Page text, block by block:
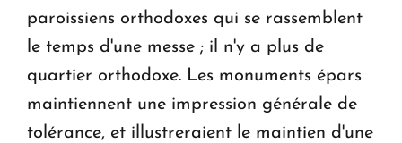
paroissiens orthodoxes qui se rassemblent
le temps d'une messe ; il n'y a plus de
quartier orthodoxe. Les monuments épars
maintiennent une impression générale de
tolérance, et illustreraient le maintien d'une